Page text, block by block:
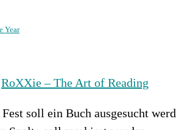
Year
RoXXie – The Art of Reading
soll ein Buch ausgesucht